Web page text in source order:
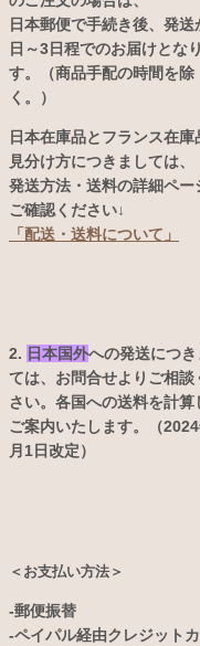
日本郵便で手続き後、発送
日～3日程でのお届けとな
す。（商品手配の時間を除
く。）
日本在庫品とフランス在庫
見分け方につきましては、
発送方法・送料の詳細ペー
ご確認ください↓
「配送・送料について」
2. 日本国外への発送につき
ては、お問合せよりご相談
さい。各国への送料を計算
ご案内いたします。（
月1日改定）
＜お支払い方法＞
-郵便振替
-ペイパル経由クレジット